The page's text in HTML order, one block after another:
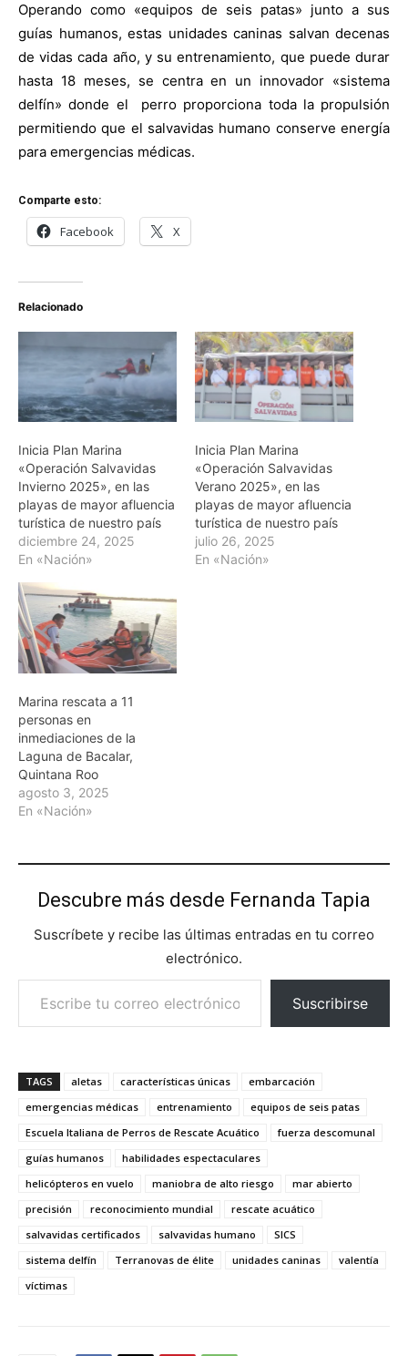
Operando como «equipos de seis patas» junto a sus
guías humanos, estas unidades caninas salvan decenas
de vidas cada año, y su entrenamiento, que puede durar
hasta 18 meses, se centra en un innovador «sistema
delfín» donde el perro proporciona toda la propulsión
permitiendo que el salvavidas humano conserve energía
para emergencias médicas.
Comparte esto:
Facebook X
Relacionado
Inicia Plan Marina
«Operación Salvavidas
Invierno 2025», en las
playas de mayor afluencia
turística de nuestro país
diciembre 24, 2025
En «Nación»
Inicia Plan Marina
«Operación Salvavidas
Verano 2025», en las
playas de mayor afluencia
turística de nuestro país
julio 26, 2025
En «Nación»
Marina rescata a 11
personas en
inmediaciones de la
Laguna de Bacalar,
Quintana Roo
agosto 3, 2025
En «Nación»
Descubre más desde Fernanda Tapia
Suscríbete y recibe las últimas entradas en tu correo
electrónico.
Escribe tu correo electrónico…
Suscribirse
TAGS aletas características únicas
embarcación
emergencias médicas
entrenamiento
equipos de seis patas
Escuela Italiana de Perros de Rescate Acuático
fuerza descomunal
guías humanos
habilidades espectaculares
helicópteros en vuelo
maniobra de alto riesgo
mar abierto
precisión
reconocimiento mundial
rescate acuático
salvavidas certificados
salvavidas humano
SICS
sistema delfín
Terranovas de élite unidades caninas
valentía
víctimas